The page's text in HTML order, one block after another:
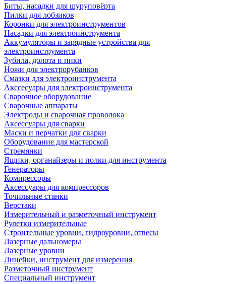
Биты, насадки для шуруповёрта
Пилки для лобзиков
Коронки для электроинструментов
Насадки для электроинструмента
Аккумуляторы и зарядные устройства для
электроинструмента
Зубила, долота и пики
Ножи для электрорубанков
Смазки для электроинструмента
Акссесуары для электроинструмента
Сварочное оборудование
Сварочные аппараты
Электроды и сварочная проволока
Аксессуары для сварки
Маски и перчатки для сварки
Оборудование для мастерской
Стремянки
Ящики, органайзеры и полки для инструмента
Генераторы
Компрессоры
Аксессуары для компрессоров
Точильные станки
Верстаки
Измерительный и разметочный инструмент
Рулетки измерительные
Строительные уровни, гидроуровни, отвесы
Лазерные дальномеры
Лазерные уровни
Линейки, инструмент для измерения
Разметочный инструмент
Специальный инструмент